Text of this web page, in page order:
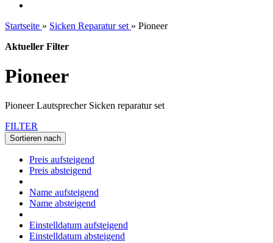
Startseite » Sicken Reparatur set » Pioneer
Aktueller Filter
Pioneer
Pioneer Lautsprecher Sicken reparatur set
FILTER
Sortieren nach
Preis aufsteigend
Preis absteigend
Name aufsteigend
Name absteigend
Einstelldatum aufsteigend
Einstelldatum absteigend